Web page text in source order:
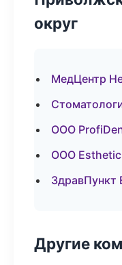
округ
МедЦентр
ООО
ООО
ЗдравПункт
Другие